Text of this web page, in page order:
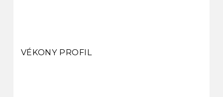
VÉKONY PROFIL